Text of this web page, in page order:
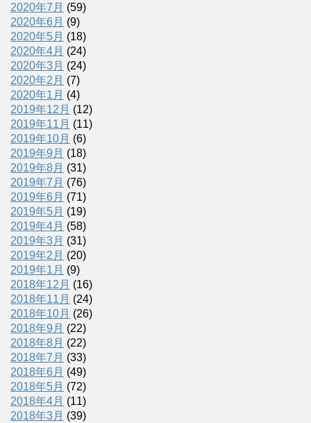
2020年7月 (59)
2020年6月 (9)
2020年5月 (18)
2020年4月 (24)
2020年3月 (24)
2020年2月 (7)
2020年1月 (4)
2019年12月 (12)
2019年11月 (11)
2019年10月 (6)
2019年9月 (18)
2019年8月 (31)
2019年7月 (76)
2019年6月 (71)
2019年5月 (19)
2019年4月 (58)
2019年3月 (31)
2019年2月 (20)
2019年1月 (9)
2018年12月 (16)
2018年11月 (24)
2018年10月 (26)
2018年9月 (22)
2018年8月 (22)
2018年7月 (33)
2018年6月 (49)
2018年5月 (72)
2018年4月 (11)
2018年3月 (39)